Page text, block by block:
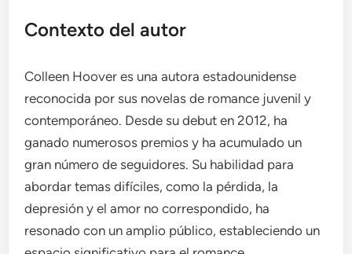
Contexto del autor
Colleen Hoover es una autora estadounidense
reconocida por sus novelas de romance juvenil y
contemporáneo. Desde su debut en 2012, ha
ganado numerosos premios y ha acumulado un
gran número de seguidores. Su habilidad para
abordar temas difíciles, como la pérdida, la
depresión y el amor no correspondido, ha
resonado con un amplio público, estableciendo un